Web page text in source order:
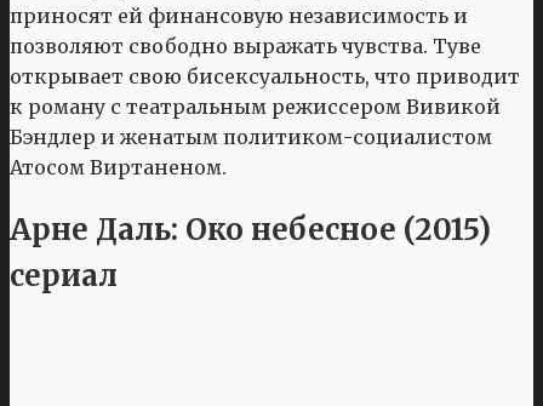
приносят ей финансовую независимость и
позволяют свободно выражать чувства. Туве
открывает свою бисексуальность, что приводит
к роману с театральным режиссером Вивикой
Бэндлер и женатым политиком-социалистом
Атосом Виртаненом.
Арне Даль: Око небесное (2015)
сериал